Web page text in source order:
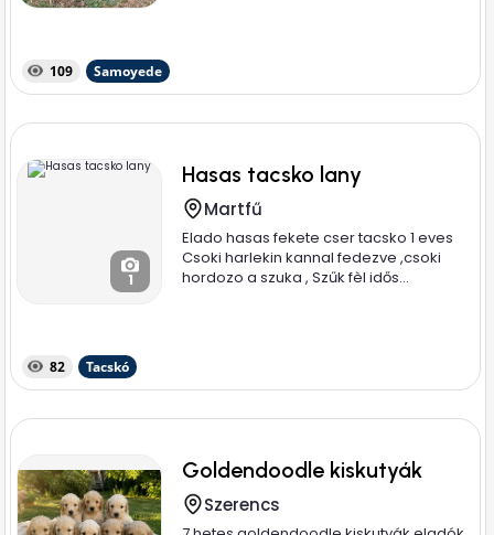
109 Samoyede
1
Hasas tacsko lany
Martfű
Elado hasas fekete cser tacsko 1 eves
Csoki harlekin kannal fedezve ,csoki
hordozo a szuka , Szűk fèl idős...
82 Tacskó
Goldendoodle kiskutyák
Szerencs